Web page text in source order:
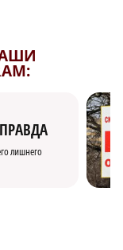
лишнего